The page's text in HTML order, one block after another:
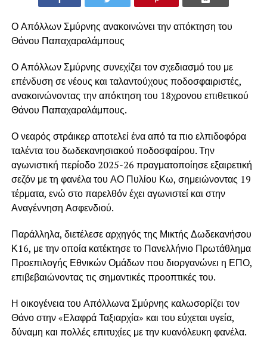
Ο Απόλλων Σμύρνης ανακοινώνει την απόκτηση του
Θάνου Παπαχαραλάμπους
Ο Απόλλων Σμύρνης συνεχίζει τον σχεδιασμό του με
επένδυση σε νέους και ταλαντούχους ποδοσφαιριστές,
ανακοινώνοντας την απόκτηση του 18χρονου επιθετικού
Θάνου Παπαχαραλάμπους.
Ο νεαρός στράικερ αποτελεί ένα από τα πιο ελπιδοφόρα
ταλέντα του δωδεκανησιακού ποδοσφαίρου. Την
αγωνιστική περίοδο 2025-26 πραγματοποίησε εξαιρετική
σεζόν με τη φανέλα του ΑΟ Πυλίου Κω, σημειώνοντας 19
τέρματα, ενώ στο παρελθόν έχει αγωνιστεί και στην
Αναγέννηση Ασφενδιού.
Παράλληλα, διετέλεσε αρχηγός της Μικτής Δωδεκανήσου
Κ16, με την οποία κατέκτησε το Πανελλήνιο Πρωτάθλημα
Προεπιλογής Εθνικών Ομάδων που διοργανώνει η ΕΠΟ,
επιβεβαιώνοντας τις σημαντικές προοπτικές του.
Η οικογένεια του Απόλλωνα Σμύρνης καλωσορίζει τον
Θάνο στην «Ελαφρά Ταξιαρχία» και του εύχεται υγεία,
δύναμη και πολλές επιτυχίες με την κυανόλευκη φανέλα.